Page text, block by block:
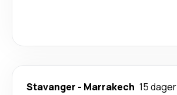
Stavanger - Marrakech 15 dager